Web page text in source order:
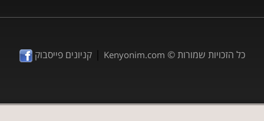
כל הזכויות שמורות © Kenyonim.com
|קניונים פייסבוק